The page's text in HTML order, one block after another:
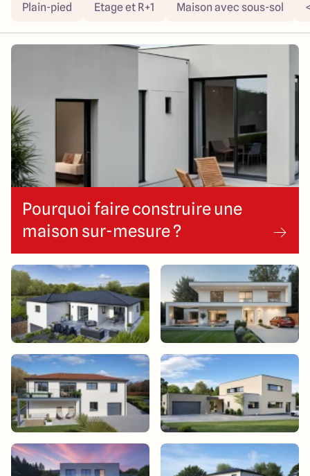
Maisons ARLOGIS Limoges
14 Rue Léonard Trompillon
87100 Limoges
4.4
Plain-pied Etage et R+1 Maison avec sous-sol
Pourquoi faire construire une
maison sur-mesure ?